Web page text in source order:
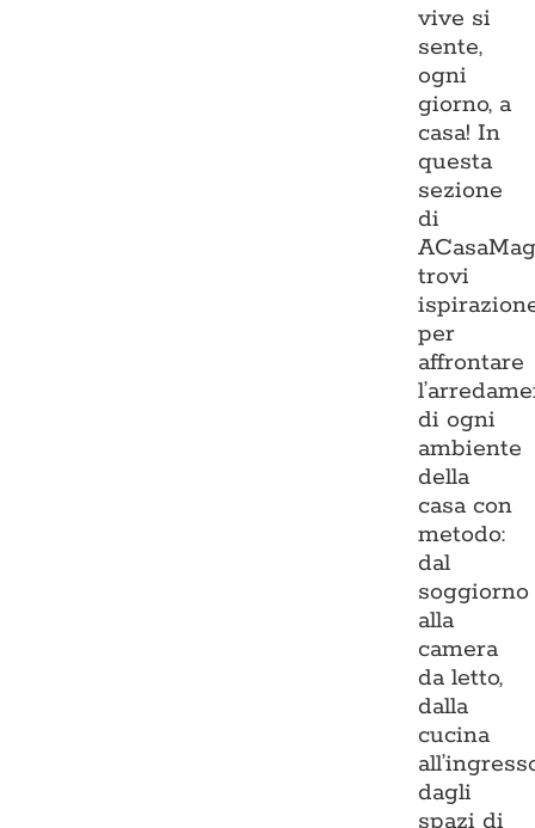
vive si
sente,
ogni
giorno, a
casa! In
questa
sezione
di
trovi
per
affrontare
di ogni
ambiente
della
casa con
metodo:
dal
soggiorno
alla
camera
da letto,
dalla
cucina
dagli
spazi di